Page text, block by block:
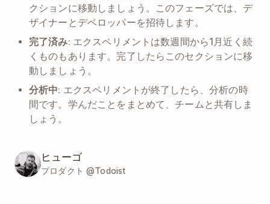
クションに移動しましょう。このフェーズでは、デ
ザイナーとデベロッパーを招待します。
完了済み: エクスペリメントは数週間から1月近く続
くものもあります。完了したらこのセクションに移
動しましょう。
分析中: エクスペリメントが終了したら、分析の時
間です。学んだことをまとめて、チームと共有しま
しょう。
ヒューゴ
プロダクト @Todoist